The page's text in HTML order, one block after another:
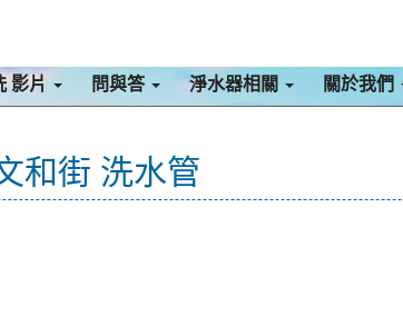
影片 問與答 淨水器相關 關於我們
和街 洗水管